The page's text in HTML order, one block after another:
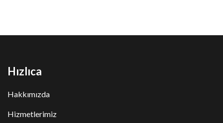
Hızlıca
Hakkımızda
Hizmetlerimiz